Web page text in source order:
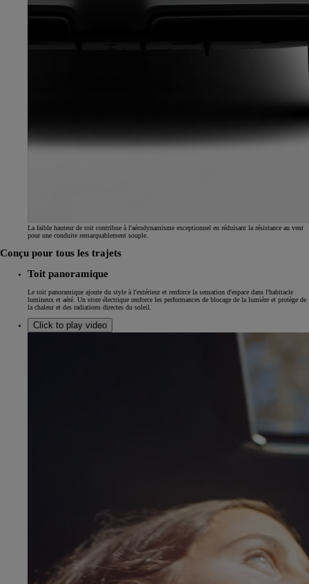
La faible hauteur de toit contribue à l'aérodynamisme exceptionnel en réduisant la résistance au vent
pour une conduite remarquablement souple.
Conçu pour tous les trajets
Toit panoramique
Le toit panoramique ajoute du style à l'extérieur et renforce la sensation d'espace dans l'habitacle
lumineux et aéré. Un store électrique renforce les performances de blocage de la lumière et protège de
la chaleur et des radiations directes du soleil.
Click to play video